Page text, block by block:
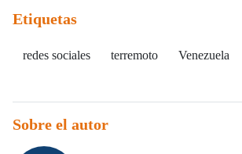
Etiquetas
redes sociales terremoto Venezuela
Sobre el autor